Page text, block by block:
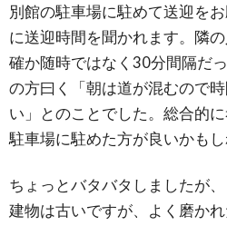
別館の駐車場に駐めて送迎を
に送迎時間を聞かれます。隣
確か随時ではなく30分間隔だ
の方曰く「朝は道が混むので
い」とのことでした。総合的
駐車場に駐めた方が良いかもし
ちょっとバタバタしましたが
建物は古いですが、よく磨か